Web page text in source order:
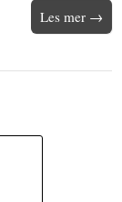
Les mer →